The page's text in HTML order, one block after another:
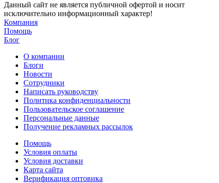
Данный сайт не является публичной офертой и носит
исключительно информационный характер!
Компания
Помощь
Блог
О компании
Блоги
Новости
Сотрудники
Написать руководству
Политика конфиденциальности
Пользовательское соглашение
Персональные данные
Получение рекламных рассылок
Помощь
Условия оплаты
Условия доставки
Карта сайта
Верификация оптовика